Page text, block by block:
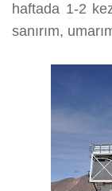
haftada 1-2
sanırım,